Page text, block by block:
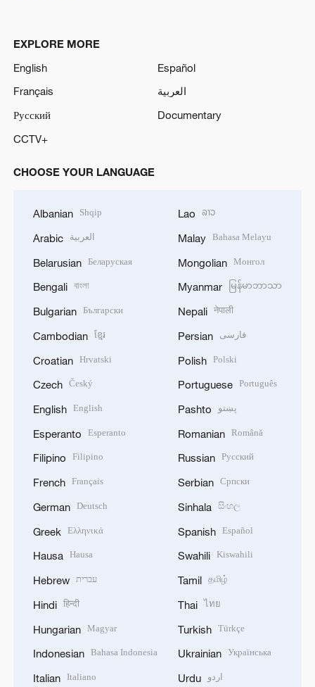
EXPLORE MORE
English
Español
Français
العربية
Русский
Documentary
CCTV+
CHOOSE YOUR LANGUAGE
Albanian Shqip
Arabic العربية
Belarusian Беларуская
Bengali বাংলা
Bulgarian Български
Cambodian ខ្មែរ
Croatian Hrvatski
Czech Český
English English
Esperanto Esperanto
Filipino Filipino
French Français
German Deutsch
Greek Ελληνικά
Hausa Hausa
Hebrew עברית
Hindi हिन्दी
Hungarian Magyar
Indonesian Bahasa Indonesia
Italian Italiano
Lao ລາວ
Malay Bahasa Melayu
Mongolian Монгол
Myanmar မြန်မာဘာသာ
Nepali नेपाली
Persian فارسی
Polish Polski
Portuguese Português
Pashto پښتو
Romanian Română
Russian Русский
Serbian Српски
Sinhala සිංහල
Spanish Español
Swahili Kiswahili
Tamil தமிழ்
Thai ไทย
Turkish Türkçe
Ukrainian Українська
Urdu اردو